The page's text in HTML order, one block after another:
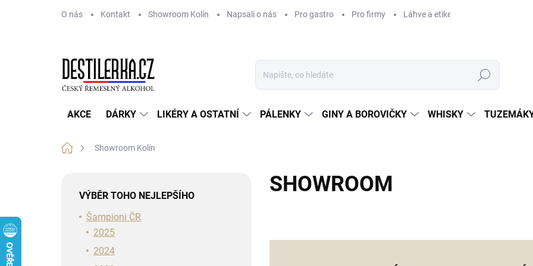
O nás Kontakt Showroom Kolín Napsali o nás Pro gastro Pro firmy Láhve a etikety na míru
Hledat
AKCE DÁRKY LIKÉRY A OSTATNÍ PÁLENKY GINY A BOROVIČKY WHISKY
Domů Showroom Kolín
VÝBĚR TOHO NEJLEPŠÍHO
Šampioni ČR
2025
2024
SHOWROOM